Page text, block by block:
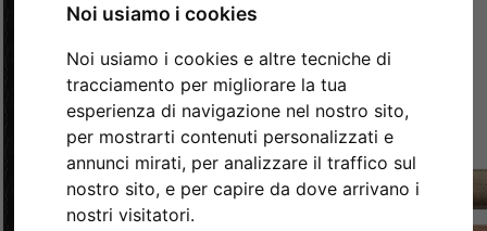
Noi usiamo i cookies
Noi usiamo i cookies e altre tecniche di
tracciamento per migliorare la tua
esperienza di navigazione nel nostro sito,
per mostrarti contenuti personalizzati e
annunci mirati, per analizzare il traffico sul
nostro sito, e per capire da dove arrivano i
nostri visitatori.
Indietro